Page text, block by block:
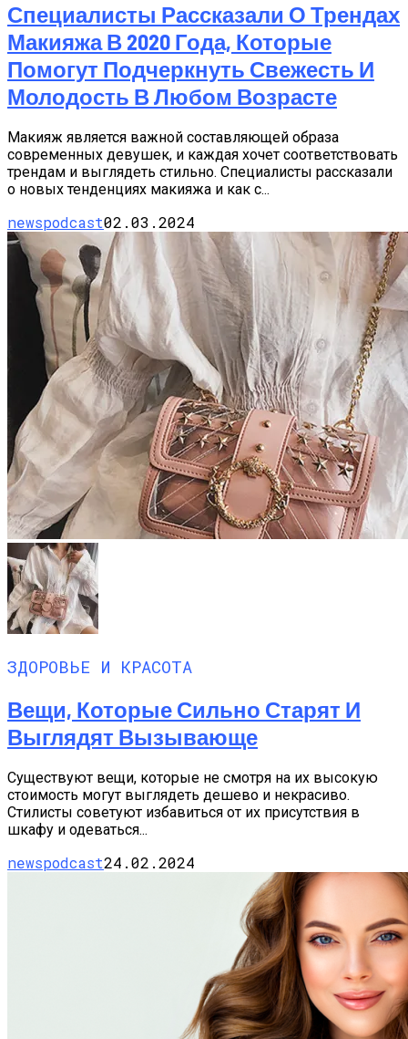
Специалисты Рассказали О Трендах
Макияжа В 2020 Года, Которые
Помогут Подчеркнуть Свежесть И
Молодость В Любом Возрасте
Макияж является важной составляющей образа
современных девушек, и каждая хочет соответствовать
трендам и выглядеть стильно. Специалисты рассказали
о новых тенденциях макияжа и как с...
newspodcast02.03.2024
ЗДОРОВЬЕ И КРАСОТА
Вещи, Которые Сильно Старят И
Выглядят Вызывающе
Существуют вещи, которые не смотря на их высокую
стоимость могут выглядеть дешево и некрасиво.
Стилисты советуют избавиться от их присутствия в
шкафу и одеваться...
newspodcast24.02.2024